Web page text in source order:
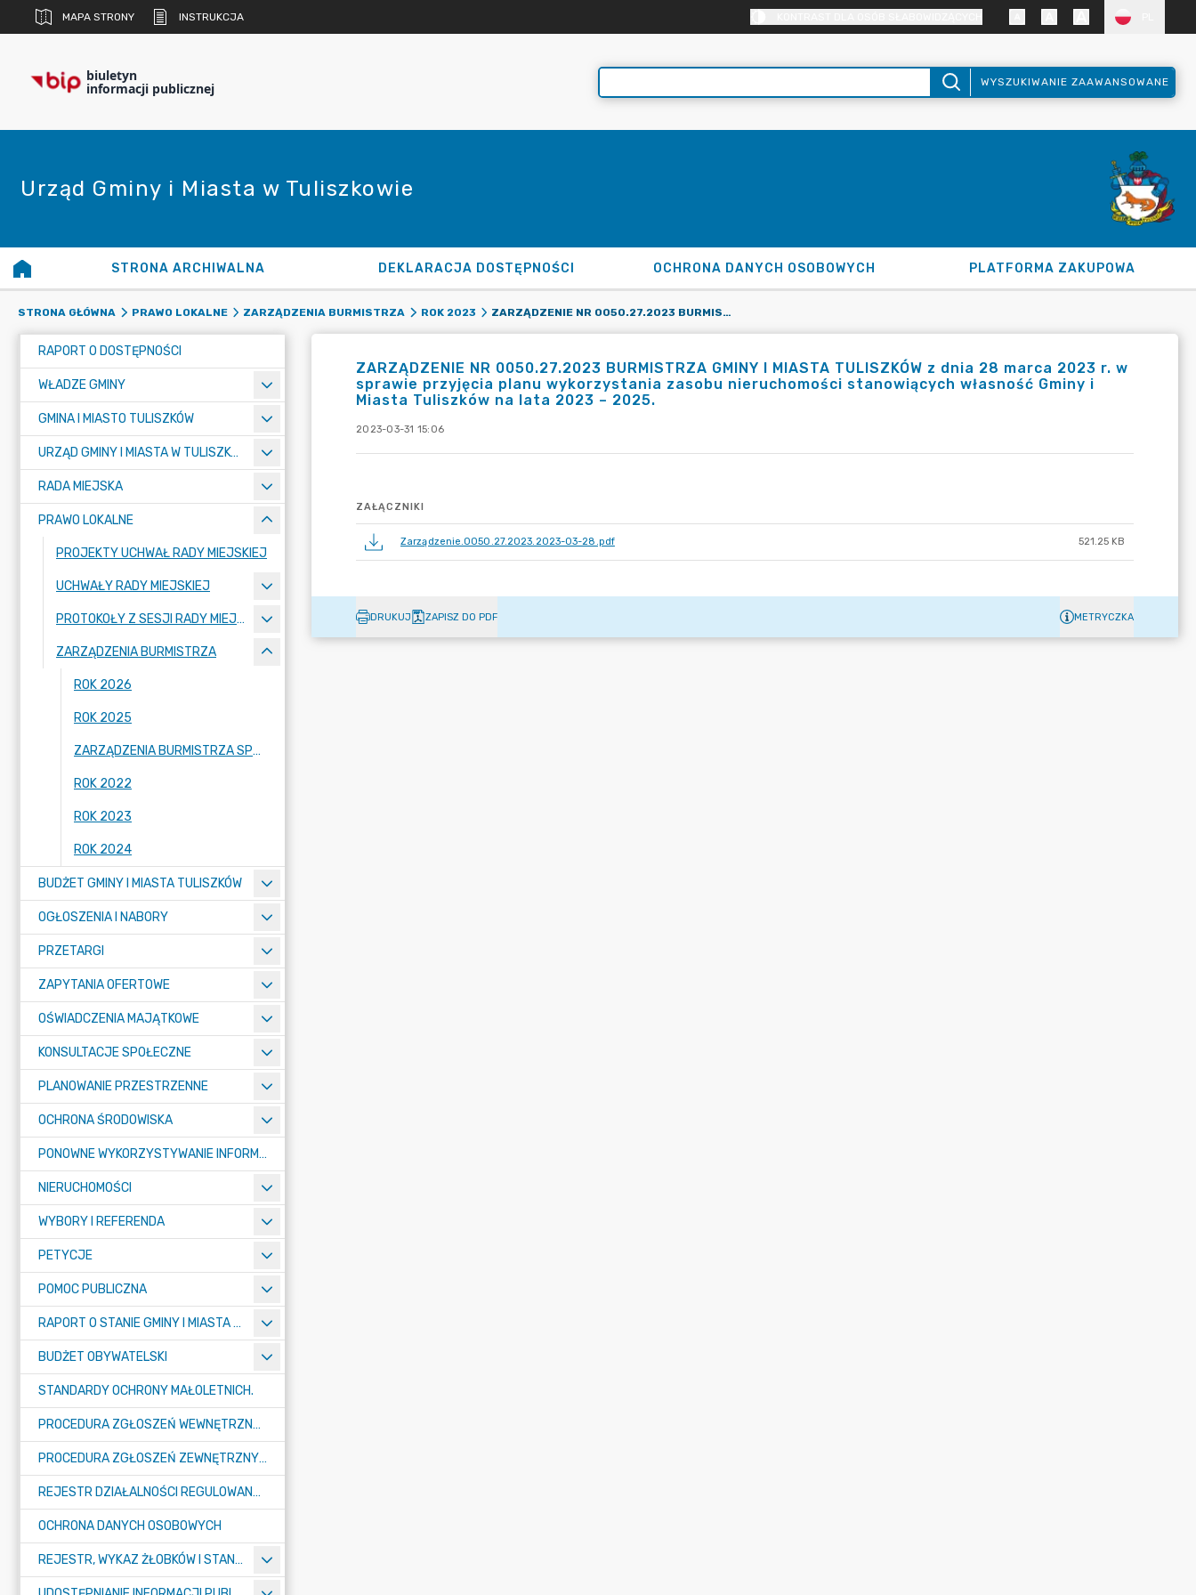
MAPA STRONY INSTRUKCJA
biuletyn
informacji publicznej WYSZUKIWANIE ZAAWANSOWANE
Urząd Gminy i Miasta w Tuliszkowie
STRONA ARCHIWALNA DEKLARACJA DOSTĘPNOŚCI OCHRONA DANYCH OSOBOWYCH PLATFORMA ZAKUPOWA
STRONA GŁÓWNA PRAWO LOKALNE ZARZĄDZENIA BURMISTRZA ROK 2023 ZARZĄDZENIE NR 0050.27.2023 BURMISTRZA GMINY I MIASTA TULISZKÓW Z DNIA 28 MARCA 2023 R. W SPRAWIE PRZYJĘCIA PLANU WYKORZYSTANIA ZASOBU NIERUCHOMOŚCI STANOWIĄCYCH WŁASNOŚĆ GMINY I MIASTA TULISZKÓW NA LATA 2023 – 2025.
RAPORT O DOSTĘPNOŚCI
WŁADZE GMINY
GMINA I MIASTO TULISZKÓW
URZĄD GMINY I MIASTA W TULISZKOWIE
RADA MIEJSKA
PRAWO LOKALNE
PROJEKTY UCHWAŁ RADY MIEJSKIEJ
UCHWAŁY RADY MIEJSKIEJ
PROTOKOŁY Z SESJI RADY MIEJSKIEJ
ZARZĄDZENIA BURMISTRZA
ROK 2026
ROK 2025
ZARZĄDZENIA BURMISTRZA SPRZED 2022 ROKU
ROK 2022
ROK 2023
ROK 2024
BUDŻET GMINY I MIASTA TULISZKÓW
OGŁOSZENIA I NABORY
PRZETARGI
ZAPYTANIA OFERTOWE
OŚWIADCZENIA MAJĄTKOWE
KONSULTACJE SPOŁECZNE
PLANOWANIE PRZESTRZENNE
OCHRONA ŚRODOWISKA
PONOWNE WYKORZYSTYWANIE INFORMACJI SEKTORA PUBLICZNEGO
NIERUCHOMOŚCI
WYBORY I REFERENDA
PETYCJE
POMOC PUBLICZNA
RAPORT O STANIE GMINY I MIASTA TULISZKÓW
BUDŻET OBYWATELSKI
STANDARDY OCHRONY MAŁOLETNICH.
PROCEDURA ZGŁOSZEŃ WEWNĘTRZNYCH W URZĘDZIE GMINY I MIASTA W TULISZKOWIE
PROCEDURA ZGŁOSZEŃ ZEWNĘTRZNYCH
REJESTR DZIAŁALNOŚCI REGULOWANEJ
OCHRONA DANYCH OSOBOWYCH
REJESTR, WYKAZ ŻŁOBKÓW I STANDARDY OPIEKI NAD DZIEĆMI W WIEKU DO LAT 3
ZARZĄDZENIE NR 0050.27.2023 BURMISTRZA GMINY I MIASTA TULISZKÓW z dnia 28 marca 2023 r. w
sprawie przyjęcia planu wykorzystania zasobu nieruchomości stanowiących własność Gminy i
Miasta Tuliszków na lata 2023 – 2025.
2023-03-31 15:06
ZAŁĄCZNIKI
Zarządzenie.0050.27.2023.2023-03-28.pdf 521.25 KB
DRUKUJ ZAPISZ DO PDF METRYCZKA